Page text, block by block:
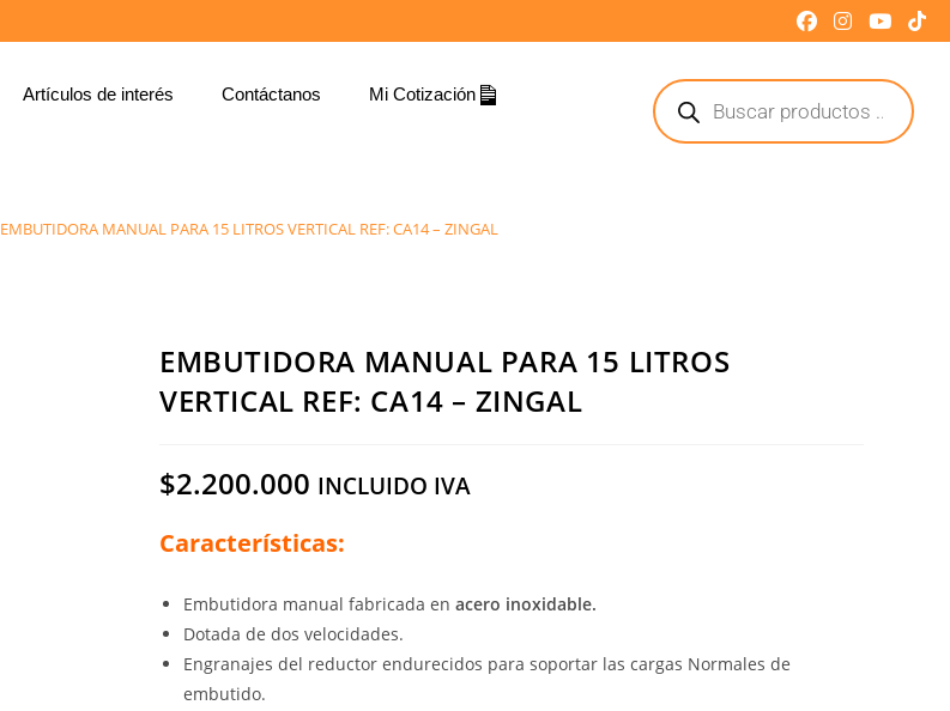
Artículos de interés Contáctanos Mi Cotización
EMBUTIDORA MANUAL PARA 15 LITROS VERTICAL REF: CA14 – ZINGAL
EMBUTIDORA MANUAL PARA 15 LITROS
VERTICAL REF: CA14 – ZINGAL
$2.200.000 INCLUIDO IVA
Características:
Embutidora manual fabricada en acero inoxidable.
Dotada de dos velocidades.
Engranajes del reductor endurecidos para soportar las cargas Normales de
embutido.